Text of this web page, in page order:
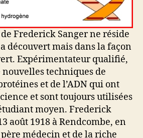
Frederick Sanger ne réside
découvert mais dans la façon
Expérimentateur qualifié,
techniques de
et de l’ADN qui ont
et sont toujours utilisées
moyen. Frederick
août 1918 à Rendcombe, en
médecin et de la riche